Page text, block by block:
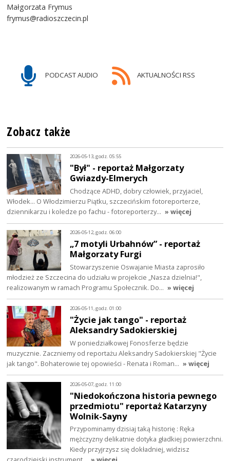
Małgorzata Frymus
frymus@radioszczecin.pl
PODCAST AUDIO AKTUALNOŚCI RSS
Zobacz także
2026-05-13, godz. 05:55
"Był" - reportaż Małgorzaty
Gwiazdy-Elmerych
Chodzące ADHD, dobry człowiek, przyjaciel,
Włodek... O Włodzimierzu Piątku, szczecińskim fotoreporterze,
dziennikarzu i koledze po fachu - fotoreporterzy… » więcej
2026-05-12, godz. 06:00
„7 motyli Urbahnów” - reportaż
Małgorzaty Furgi
Stowarzyszenie Oswajanie Miasta zaprosiło
młodzież ze Szczecina do udziału w projekcie „Nasza dzielnia!",
realizowanym w ramach Programu Społecznik. Do… » więcej
2026-05-11, godz. 01:00
"Życie jak tango" - reportaż
Aleksandry Sadokierskiej
W poniedziałkowej Fonosferze będzie
muzycznie. Zaczniemy od reportażu Aleksandry Sadokierskiej "Życie
jak tango". Bohaterowie tej opowieści - Renata i Roman… » więcej
2026-05-07, godz. 11:00
"Niedokończona historia pewnego
przedmiotu" reportaż Katarzyny
Wolnik-Sayny
Przypominamy dzisiaj taką historię : Ręka
mężczyzny delikatnie dotyka gładkiej powierzchni.
Kiedy przyjrzysz się dokładniej, widzisz